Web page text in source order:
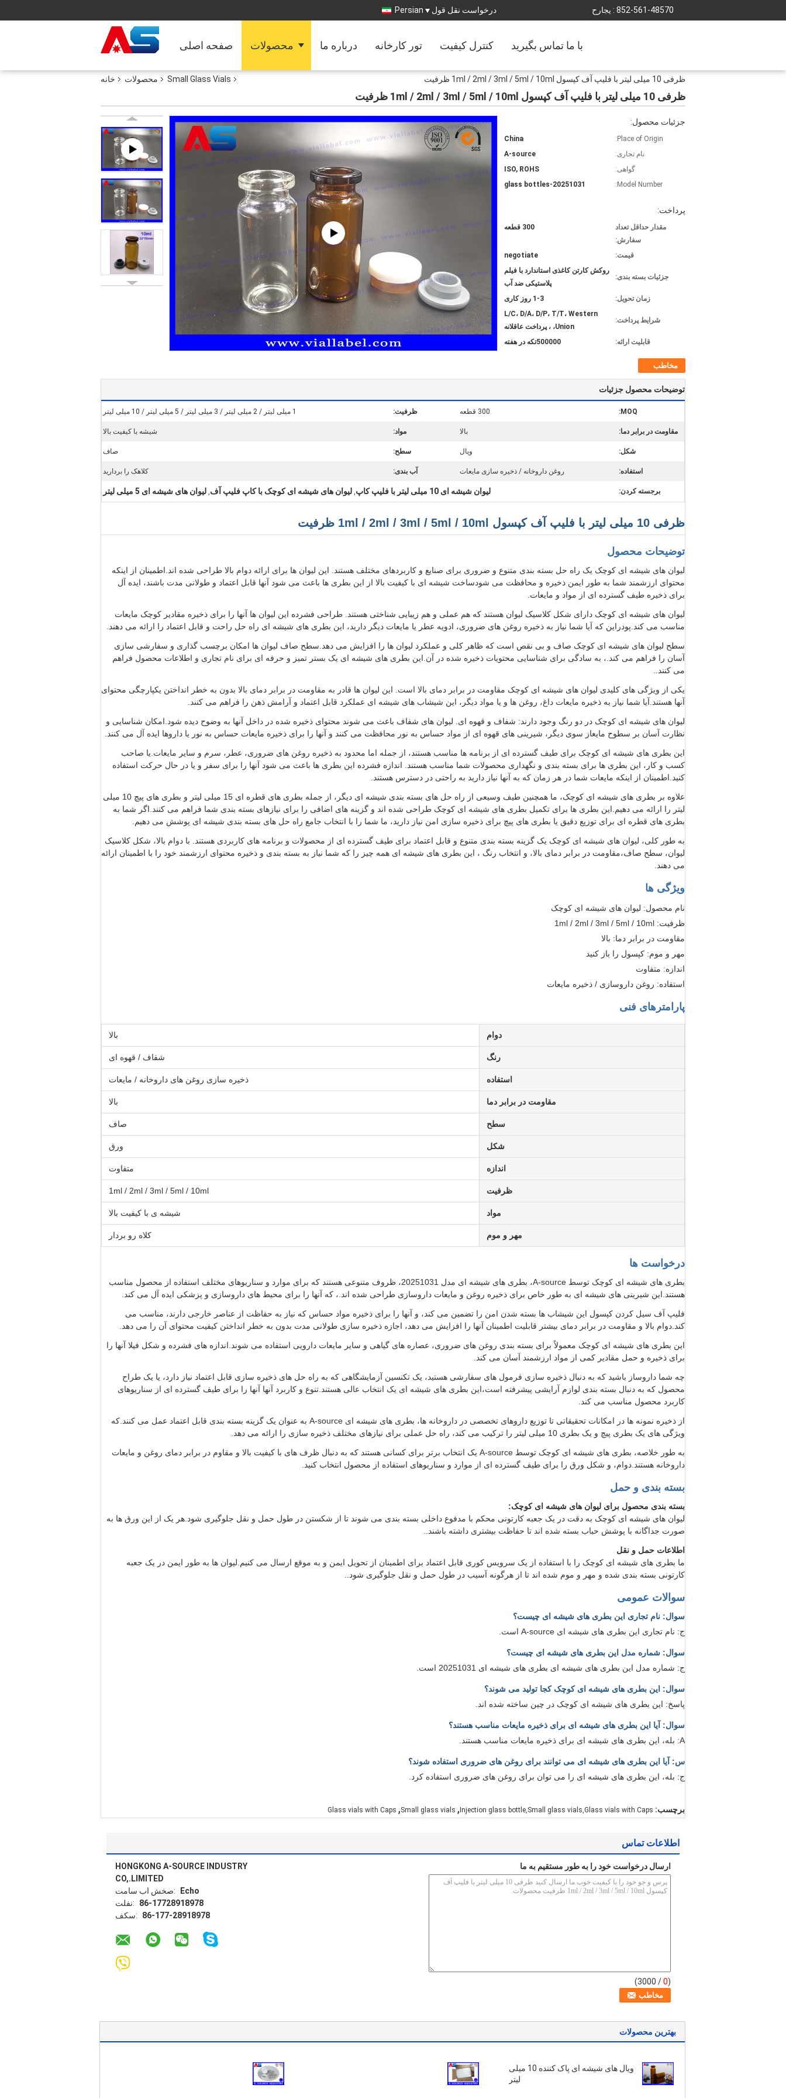
حراجی : 852-561-48570 درخواست نقل قول Persian
صفحه اصلی محصولات درباره ما تور کارخانه کنترل کیفیت با ما تماس بگیرید
خانه محصولات Small Glass Vials ظرفی 10 میلی لیتر با فلیپ آف کپسول 1ml / 2ml / 3ml / 5ml / 10ml ظرفیت
ظرفی 10 میلی لیتر با فلیپ آف کپسول 1ml / 2ml / 3ml / 5ml / 10ml ظرفیت
جزئیات محصول:
Place of Origin:
China
نام تجاری:
A-source
گواهی:
ISO, ROHS
Model Number:
20251031-glass bottles
پرداخت:
مقدار حداقل تعداد
سفارش:
300 قطعه
قیمت: negotiate
جزئیات بسته بندی:
روکش کارتن کاغذی استاندارد با فیلم
پلاستیکی ضد آب
زمان تحویل:
1-3 روز کاری
شرایط پرداخت:
L/C، D/A، D/P، T/T، Western
Union، ، پرداخت عاقلانه
قابلیت ارائه:
500000تکه در هفته
مخاطب
توضیحات محصول جزئیات
MOQ: 300 قطعه ظرفیت: 1 میلی لیتر / 2 میلی لیتر / 3 میلی لیتر / 5 میلی لیتر / 10 میلی لیتر
مقاومت در برابر دما: بالا مواد: شیشه با کیفیت بالا
شکل: ویال سطح: صاف
استفاده: روغن داروخانه / ذخیره سازی مایعات آب بندی: کلاهک را بردارید
برجسته کردن: لیوان شیشه ای 10 میلی لیتر با فلیپ کاپ , لیوان های شیشه ای کوچک با کاپ فلیپ آف, لیوان های شیشه ای 5 میلی لیتر
ظرفی 10 میلی لیتر با فلیپ آف کپسول 1ml / 2ml / 3ml / 5ml / 10ml ظرفیت
توضیحات محصول
لیوان های شیشه ای کوچک یک راه حل بسته بندی متنوع و ضروری برای صنایع و کاربردهای مختلف هستند. این لیوان ها برای ارائه دوام بالا طراحی شده اند.اطمینان از اینکه
محتوای ارزشمند شما به طور ایمن ذخیره و محافظت می شودساخت شیشه ای با کیفیت بالا از این بطری ها باعث می شود آنها قابل اعتماد و طولانی مدت باشند، ایده آل
برای ذخیره طیف گسترده ای از مواد و مایعات.
لیوان های شیشه ای کوچک دارای شکل کلاسیک لیوان هستند که هم عملی و هم زیبایی شناختی هستند. طراحی فشرده این لیوان ها آنها را برای ذخیره مقادیر کوچک مایعات
مناسب می کند.پودراین که آیا شما نیاز به ذخیره روغن های ضروری، ادویه عطر یا مایعات دیگر دارید، این بطری های شیشه ای راه حل راحت و قابل اعتماد را ارائه می دهند.
سطح لیوان های شیشه ای کوچک صاف و بی نقص است که ظاهر کلی و عملکرد لیوان ها را افزایش می دهد.سطح صاف لیوان ها امکان برچسب گذاری و سفارشی سازی
آسان را فراهم می کند.، به سادگی برای شناسایی محتویات ذخیره شده در آن.این بطری های شیشه ای یک بستر تمیز و حرفه ای برای نام تجاری و اطلاعات محصول فراهم
می کنند..
یکی از ویژگی های کلیدی لیوان های شیشه ای کوچک مقاومت در برابر دمای بالا است. این لیوان ها قادر به مقاومت در برابر دمای بالا بدون به خطر انداختن یکپارچگی محتوای
آنها هستند.آیا شما نیاز به ذخیره مایعات داغ، روغن ها و یا مواد دیگر، این شیشاب های شیشه ای عملکرد قابل اعتماد و آرامش ذهن را فراهم می کنند.
لیوان های شیشه ای کوچک در دو رنگ وجود دارند: شفاف و قهوه ای. لیوان های شفاف باعث می شوند محتوای ذخیره شده در داخل آنها به وضوح دیده شود.امکان شناسایی و
نظارت آسان بر سطوح مایعاز سوی دیگر، شیرینی های قهوه ای از مواد حساس به نور محافظت می کنند و آنها را برای ذخیره مایعات حساس به نور یا داروها ایده آل می کنند.
این بطری های شیشه ای کوچک برای طیف گسترده ای از برنامه ها مناسب هستند، از جمله اما محدود به ذخیره روغن های ضروری، عطر، سرم و سایر مایعات.یا صاحب
کسب و کار، این بطری ها برای بسته بندی و نگهداری محصولات شما مناسب هستند. اندازه فشرده این بطری ها باعث می شود آنها را برای سفر و یا در حال حرکت استفاده
کنید.اطمینان از اینکه مایعات شما در هر زمان که به آنها نیاز دارید به راحتی در دسترس هستند.
علاوه بر بطری های شیشه ای کوچک، ما همچنین طیف وسیعی از راه حل های بسته بندی شیشه ای دیگر، از جمله بطری های قطره ای 15 میلی لیتر و بطری های پیچ 10 میلی
لیتر را ارائه می دهیم.این بطری ها برای تکمیل بطری های شیشه ای کوچک طراحی شده اند و گزینه های اضافی را برای نیازهای بسته بندی شما فراهم می کنند.اگر شما به
بطری های قطره ای برای توزیع دقیق یا بطری های پیچ برای ذخیره سازی امن نیاز دارید، ما شما را با انتخاب جامع راه حل های بسته بندی شیشه ای پوشش می دهیم.
به طور کلی، لیوان های شیشه ای کوچک یک گزینه بسته بندی متنوع و قابل اعتماد برای طیف گسترده ای از محصولات و برنامه های کاربردی هستند. با دوام بالا، شکل کلاسیک
لیوان، سطح صاف،مقاومت در برابر دمای بالا، و انتخاب رنگ ، این بطری های شیشه ای همه چیز را که شما نیاز به بسته بندی و ذخیره محتوای ارزشمند خود را با اطمینان ارائه
می دهند.
ویژگی ها
نام محصول: لیوان های شیشه ای کوچک
ظرفیت: 1ml / 2ml / 3ml / 5ml / 10ml
مقاومت در برابر دما: بالا
مهر و موم: کپسول را باز کنید
اندازه: متفاوت
استفاده: روغن داروسازی / ذخیره مایعات
پارامترهای فنی
دوام بالا
رنگ شفاف / قهوه ای
استفاده ذخیره سازی روغن های داروخانه / مایعات
مقاومت در برابر دما بالا
سطح صاف
شکل ورق
اندازه متفاوت
ظرفیت 1ml / 2ml / 3ml / 5ml / 10ml
مواد شیشه ی با کیفیت بالا
مهر و موم کلاه رو بردار
درخواست ها
بطری های شیشه ای کوچک توسط A-source، بطری های شیشه ای مدل 20251031، ظروف متنوعی هستند که برای موارد و سناریوهای مختلف استفاده از محصول مناسب
هستند.این شیرینی های شیشه ای به طور خاص برای ذخیره روغن و مایعات داروسازی طراحی شده اند.، که آنها را برای محیط های داروسازی و پزشکی ایده آل می کند.
فلیپ آف سیل کردن کپسول این شیشاب ها بسته شدن امن را تضمین می کند، و آنها را برای ذخیره مواد حساس که نیاز به حفاظت از عناصر خارجی دارند، مناسب می
کند.دوام بالا و مقاومت در برابر دمای بیشتر قابلیت اطمینان آنها را افزایش می دهد، اجازه ذخیره سازی طولانی مدت بدون به خطر انداختن کیفیت محتوای آن را می دهد.
این بطری های شیشه ای کوچک معمولاً برای بسته بندی روغن های ضروری، عصاره های گیاهی و سایر مایعات دارویی استفاده می شوند.اندازه های فشرده و شکل فیلا آنها را
برای ذخیره و حمل مقادیر کمی از مواد ارزشمند آسان می کند.
چه شما داروساز باشید که به دنبال ذخیره سازی فرمول های سفارشی هستید، یک تکنسین آزمایشگاهی که به راه حل های ذخیره سازی قابل اعتماد نیاز دارد، یا یک طراح
محصول که به دنبال بسته بندی لوازم آرایشی پیشرفته است،این بطری های شیشه ای یک انتخاب عالی هستند.تنوع و کاربرد آنها آنها را برای طیف گسترده ای از سناریوهای
کاربرد محصول مناسب می کند.
از ذخیره نمونه ها در امکانات تحقیقاتی تا توزیع داروهای تخصصی در داروخانه ها، بطری های شیشه ای A-source به عنوان یک گزینه بسته بندی قابل اعتماد عمل می کنند.که
ویژگی های یک بطری پیچ و یک بطری 10 میلی لیتر را ترکیب می کند، راه حل عملی برای نیازهای مختلف ذخیره سازی را ارائه می دهد.
به طور خلاصه، بطری های شیشه ای کوچک توسط A-source یک انتخاب برتر برای کسانی هستند که به دنبال ظرف های با کیفیت بالا و مقاوم در برابر دمای روغن و مایعات
داروخانه هستند.دوام، و شکل ورق را برای طیف گسترده ای از موارد و سناریوهای استفاده از محصول انتخاب کنید.
بسته بندی و حمل
بسته بندی محصول برای لیوان های شیشه ای کوچک:
لیوان های شیشه ای کوچک به دقت در یک جعبه کارتونی محکم با مدفوع داخلی بسته بندی می شوند تا از شکستن در طول حمل و نقل جلوگیری شود.هر یک از این ورق ها به
صورت جداگانه با پوشش حباب بسته شده اند تا حفاظت بیشتری داشته باشند..
اطلاعات حمل و نقل
ما بطری های شیشه ای کوچک را با استفاده از یک سرویس کوری قابل اعتماد برای اطمینان از تحویل ایمن و به موقع ارسال می کنیم.لیوان ها به طور ایمن در یک جعبه
کارتونی بسته بندی شده و مهر و موم شده اند تا از هرگونه آسیب در طول حمل و نقل جلوگیری شود..
سوالات عمومی
سوال: نام تجاری این بطری های شیشه ای چیست؟
ج: نام تجاری این بطری های شیشه ای A-source است.
سوال: شماره مدل این بطری های شیشه ای چیست؟
ج: شماره مدل این بطری های شیشه ای بطری های شیشه ای 20251031 است.
سوال: این بطری های شیشه ای کوچک کجا تولید می شوند؟
پاسخ: این بطری های شیشه ای کوچک در چین ساخته شده اند.
سوال: آیا این بطری های شیشه ای برای ذخیره مایعات مناسب هستند؟
A: بله، این بطری های شیشه ای برای ذخیره مایعات مناسب هستند.
س: آیا این بطری های شیشه ای می توانند برای روغن های ضروری استفاده شوند؟
ج: بله، این بطری های شیشه ای را می توان برای روغن های ضروری استفاده کرد.
برچسب: Injection glass bottle,Small glass vials,Glass vials with Caps
,
Small glass vials
,
Glass vials with Caps
اطلاعات تماس
HONGKONG A-SOURCE INDUSTRY
CO,.LIMITED
تماس با شخص:
Echo
تلفن:
86-17728918978
فکس:
86-177-28918978
ارسال درخواست خود را به طور مستقیم به ما
(
0
/ 3000)
بهترین محصولات
ویال های شیشه ای پاک کننده 10 میلی
لیتر